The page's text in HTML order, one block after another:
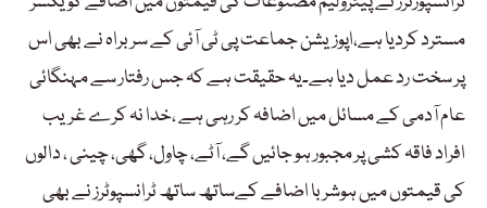
مسترد کردیا ہے،اپوزیشن جماعت پی ٹی آئی کے سربراہ نے بھی اس
پر سخت رد عمل دیا ہے۔یہ حقیقت ہے کہ جس رفتار سے مہنگائی
عام آدمی کے مسائل میں اضافہ کر رہی ہے ،خدا نہ کرے غریب
افراد فاقہ کشی پر مجبور ہو جائیں گے، آٹے، چاول، گھی، چینی ، دالوں
کی قیمتوں میں ہوشربا اضافے کےساتھ ساتھ ٹرانسپوٹرز نے بھی